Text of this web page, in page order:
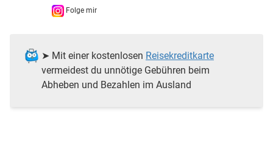
Folge mir
➤ Mit einer kostenlosen Reisekreditkarte
vermeidest du unnötige Gebühren beim
Abheben und Bezahlen im Ausland